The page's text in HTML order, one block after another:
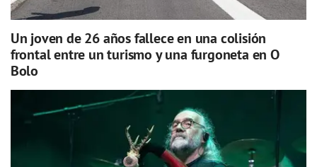
Un joven de 26 años fallece en una colisión
frontal entre un turismo y una furgoneta en O
Bolo